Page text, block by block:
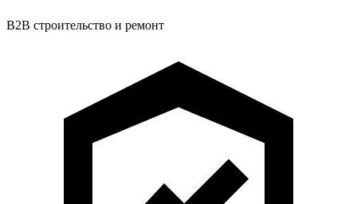
B2B строительство и ремонт